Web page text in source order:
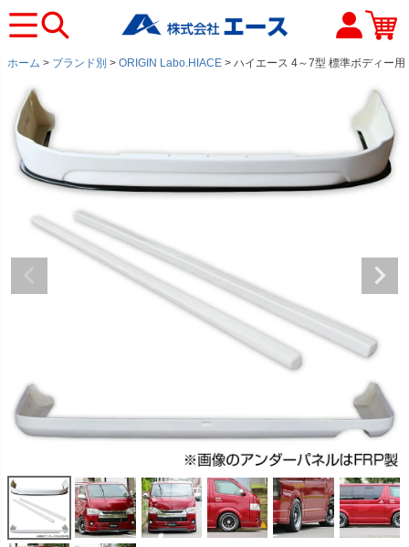
ホーム ブランド別 ORIGIN Labo.HIACE ハイエース 4～7型 標準ボディー